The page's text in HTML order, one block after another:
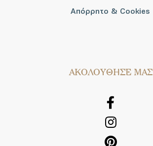
Απόρρητο & Cookies
AΚΟΛΟΥΘΗΣΕ ΜΑΣ